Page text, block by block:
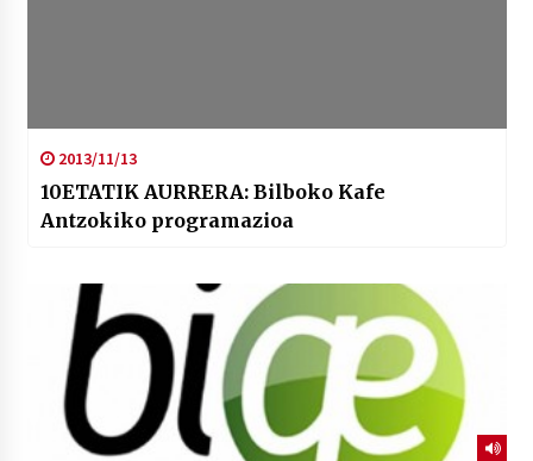
2013/11/13
10ETATIK AURRERA: Bilboko Kafe
Antzokiko programazioa